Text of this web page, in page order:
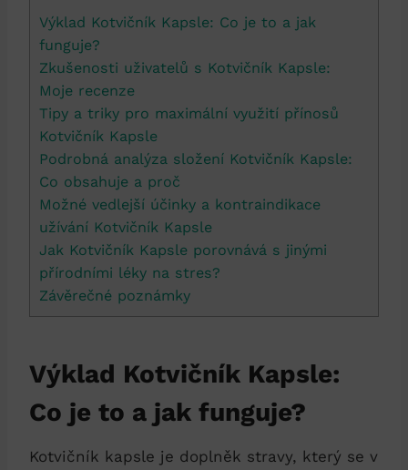
Výklad Kotvičník Kapsle: Co je to a jak
funguje?
Zkušenosti uživatelů s Kotvičník Kapsle:
Moje recenze
Tipy a triky pro maximální využití přínosů
Kotvičník Kapsle
Podrobná analýza složení Kotvičník Kapsle:
Co obsahuje a proč
Možné vedlejší účinky a kontraindikace
užívání Kotvičník Kapsle
Jak Kotvičník Kapsle porovnává s jinými
přírodními léky na stres?
Závěrečné poznámky
Výklad Kotvičník Kapsle:
Co je to a jak funguje?
Kotvičník kapsle je doplněk stravy, který se v